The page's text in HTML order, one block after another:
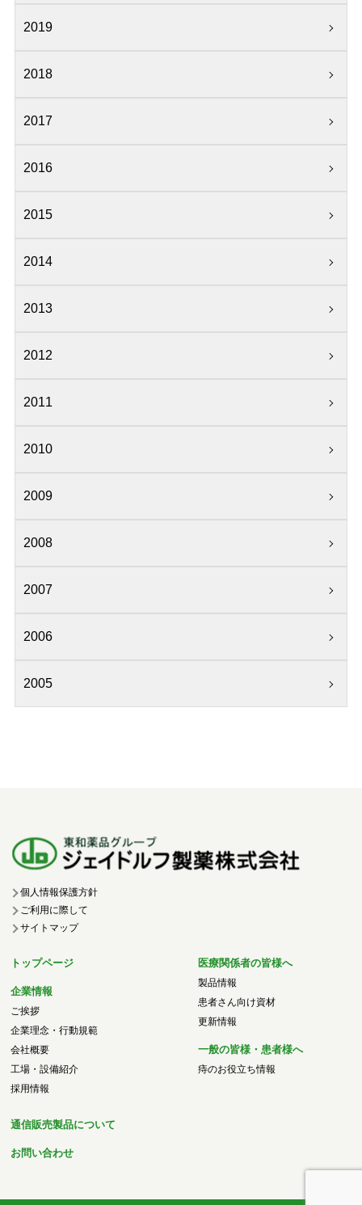
2019
2018
2017
2016
2015
2014
2013
2012
2011
2010
2009
2008
2007
2006
2005
個人情報保護方針
ご利用に際して
サイトマップ
トップページ
企業情報
ご挨拶
企業理念・行動規範
会社概要
工場・設備紹介
採用情報
医療関係者の皆様へ
製品情報
患者さん向け資材
更新情報
一般の皆様・患者様へ
痔のお役立ち情報
通信販売製品について
お問い合わせ